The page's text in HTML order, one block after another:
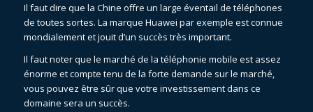
Il faut dire que la Chine offre un large éventail de téléphones
de toutes sortes. La marque Huawei par exemple est connue
mondialement et jouit d’un succès très important.
Il faut noter que le marché de la téléphonie mobile est assez
énorme et compte tenu de la forte demande sur le marché,
vous pouvez être sûr que votre investissement dans ce
domaine sera un succès.